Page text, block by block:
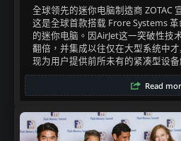
全球领先的迷你电脑制造商 ZOTAC
这是全球首款搭载 Frore Systems 革
的迷你电脑。因AirJet这一突破性技
翻倍，并集成以往仅在大型系统中
现为用户提供前所未有的紧凑型设备
Read